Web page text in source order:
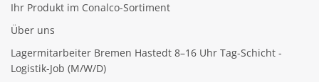
Ihr Produkt im Conalco-Sortiment
Über uns
Lagermitarbeiter Bremen Hastedt 8–16 Uhr Tag-Schicht -
Logistik-Job (M/W/D)